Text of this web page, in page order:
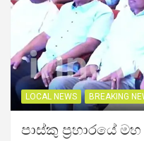
LOCAL NEWS BREAKING
පාස්කු ප්‍රහාරයේ